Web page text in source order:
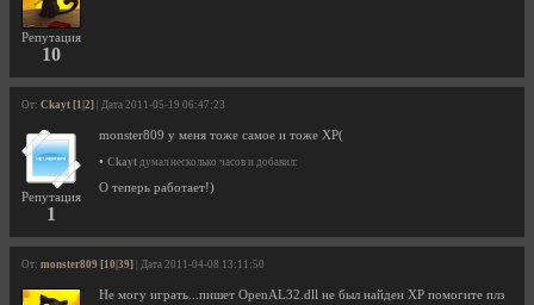
Репутация
10
От: Ckayt [1|2] | Дата 2011-05-19 06:47:23
Репутация
1
monster809 у меня тоже самое и тоже XP(
• Ckayt думал несколько часов и добавил:
О теперь работает!)
От: monster809 [10|39] | Дата 2011-04-08 13:11:50
Не могу играть...пишет OpenAL32.dll не был найден XP помогите плз